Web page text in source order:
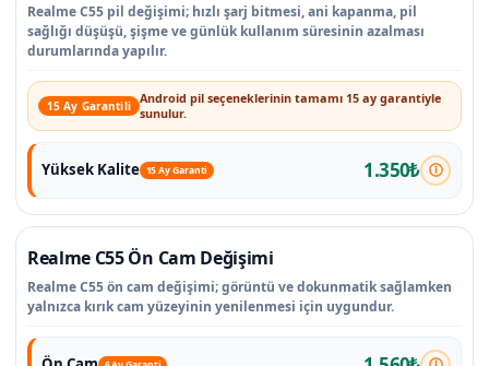
Realme C55 pil değişimi; hızlı şarj bitmesi, ani kapanma, pil
sağlığı düşüşü, şişme ve günlük kullanım süresinin azalması
durumlarında yapılır.
15 Ay Garantili Android pil seçeneklerinin tamamı 15 ay garantiyle
sunulur.
Yüksek Kalite 15 Ay Garanti 1.350₺
Realme C55 Ön Cam Değişimi
Realme C55 ön cam değişimi; görüntü ve dokunmatik sağlamken
yalnızca kırık cam yüzeyinin yenilenmesi için uygundur.